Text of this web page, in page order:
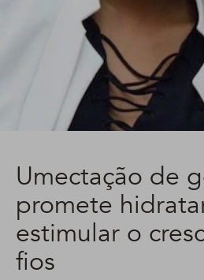
Umectação de
promete
estimular o
fios